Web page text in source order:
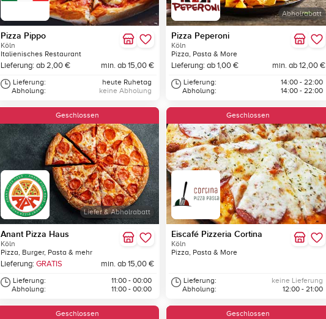
Pizza Pippo
Köln
Italienisches Restaurant
Lieferung: ab 2,00 € min. ab 15,00 €
Lieferung:
Abholung:
heute Ruhetag
keine Abholung
Abholrabatt
Pizza Peperoni
Köln
Pizza, Pasta & More
Lieferung: ab 1,00 € min. ab 12,00 €
Lieferung:
Abholung:
14:00 - 22:00
14:00 - 22:00
Liefer & Abholrabatt
Geschlossen
Anant Pizza Haus
Köln
Pizza, Burger, Pasta & mehr
Lieferung: GRATIS min. ab 15,00 €
Lieferung:
Abholung:
11:00 - 00:00
11:00 - 00:00
Geschlossen
Eiscafé Pizzeria Cortina
Köln
Pizza, Pasta & More
Lieferung:
Abholung:
keine Lieferung
12:00 - 21:00
Geschlossen Geschlossen